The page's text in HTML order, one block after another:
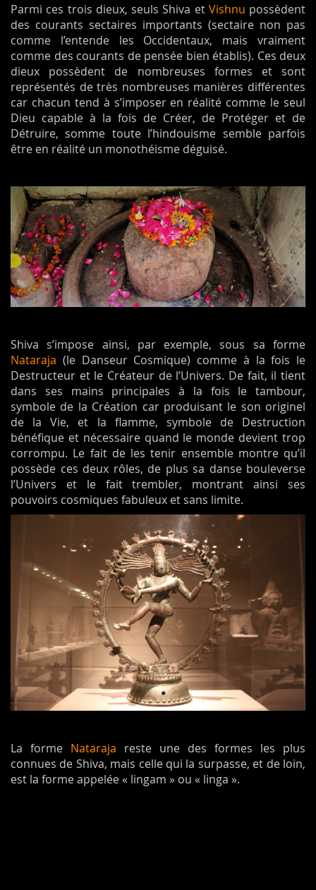
Parmi ces trois dieux, seuls Shiva et Vishnu possèdent
des courants sectaires importants (sectaire non pas
comme l’entende les Occidentaux, mais vraiment
comme des courants de pensée bien établis). Ces deux
dieux possèdent de nombreuses formes et sont
représentés de très nombreuses manières différentes
car chacun tend à s’imposer en réalité comme le seul
Dieu capable à la fois de Créer, de Protéger et de
Détruire, somme toute l’hindouisme semble parfois
être en réalité un monothéisme déguisé.
Shiva s’impose ainsi, par exemple, sous sa forme
Nataraja (le Danseur Cosmique) comme à la fois le
Destructeur et le Créateur de l’Univers. De fait, il tient
dans ses mains principales à la fois le tambour,
symbole de la Création car produisant le son originel
de la Vie, et la flamme, symbole de Destruction
bénéfique et nécessaire quand le monde devient trop
corrompu. Le fait de les tenir ensemble montre qu’il
possède ces deux rôles, de plus sa danse bouleverse
l’Univers et le fait trembler, montrant ainsi ses
pouvoirs cosmiques fabuleux et sans limite.
La forme Nataraja reste une des formes les plus
connues de Shiva, mais celle qui la surpasse, et de loin,
est la forme appelée « lingam » ou « linga ».